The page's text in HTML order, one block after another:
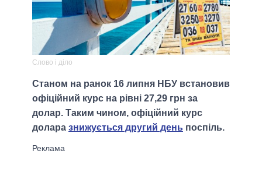
Слово і діло
Станом на ранок 16 липня НБУ встановив
офіційний курс на рівні 27,29 грн за
долар. Таким чином, офіційний курс
долара знижується другий день поспіль.